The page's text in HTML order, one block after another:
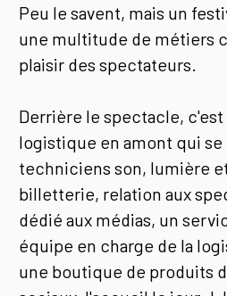
Peu le savent, mais un
une multitude de métiers
plaisir des spectateurs.
Derrière le spectacle,
logistique en amont qui se
techniciens son, lumière
billetterie, relation aux
dédié aux médias, un
équipe en charge de la
une boutique de produits